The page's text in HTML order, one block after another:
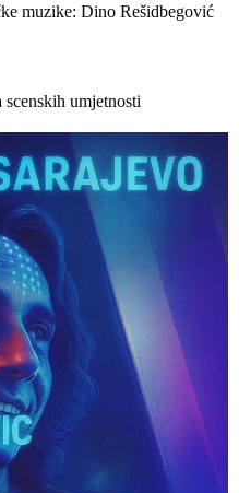
muzike: Dino Rešidbegović
umjetnosti